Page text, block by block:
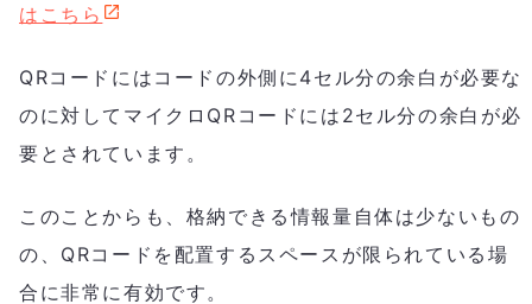
はこちら
QRコードにはコードの外側に4セル分の余白が必要な
のに対してマイクロQRコードには2セル分の余白が必
要とされています。
このことからも、格納できる情報量自体は少ないもの
の、QRコードを配置するスペースが限られている場
合に非常に有効です。